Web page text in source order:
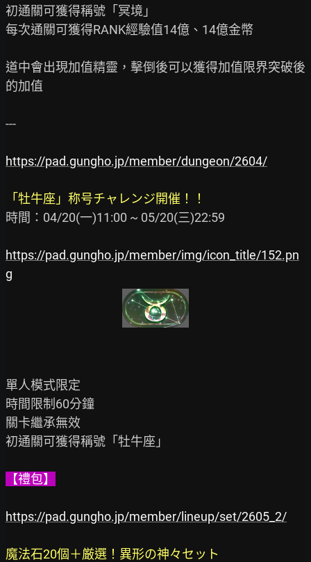
初通關可獲得稱號「冥境」
每次通關可獲得RANK經驗值14億、14億金幣
道中會出現加值精靈，擊倒後可以獲得加值限界突破後
的加值
---
https://pad.gungho.jp/member/dungeon/2604/
「牡牛座」称号チャレンジ開催！！
時間：04/20(一)11:00 ~ 05/20(三)22:59
https://pad.gungho.jp/member/img/icon_title/152.pn
g
單人模式限定
時間限制60分鐘
關卡繼承無效
初通關可獲得稱號「牡牛座」
【禮包】
https://pad.gungho.jp/member/lineup/set/2605_2/
魔法石20個＋厳選！異形の神々セット